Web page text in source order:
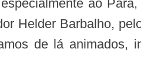
Helder Barbalho,
de lá animados,